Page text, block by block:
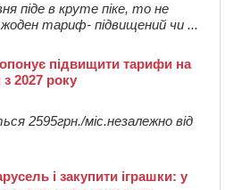
піде в круте піке, то не
тариф- підвищений чи ...
підвищити тарифи на
2027 року
2595грн./міс.незалежно від
і закупити іграшки: у